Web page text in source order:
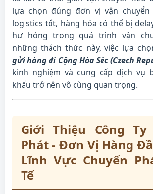
lựa chọn đúng đơn vị vận
logistics tốt, hàng hóa có thể bị
hư hỏng trong quá trình vận
những thách thức này, việc lựa
gửi hàng đi Cộng Hòa Séc (Czech
kinh nghiệm và cung cấp dịch vụ
khẩu trở nên vô cùng quan trọng.
Giới Thiệu Công
Phát - Đơn Vị Hàng
Lĩnh Vực Chuyển
Tế